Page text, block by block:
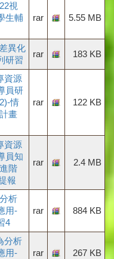
視
生輔
rar 5.55 MB
異化
研習
rar 183 KB
資源
員研
情
畫
rar 122 KB
資源
員知
階
報
rar 2.4 MB
析
用-
4
rar 884 KB
分析
用-
rar 267 KB